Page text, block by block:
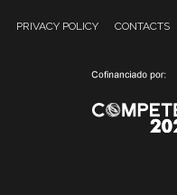
PRIVACY POLICY CONTACTS